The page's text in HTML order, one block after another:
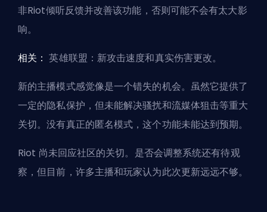
非Riot倾听反馈并改善该功能，否则可能不会有太大影
响。
相关：英雄联盟：新攻击速度和真实伤害更改。
新的主播模式感觉像是一个错失的机会。虽然它提供了
一定的隐私保护，但未能解决骚扰和流媒体狙击等重大
关切。没有真正的匿名模式，这个功能未能达到预期。
Riot 尚未回应社区的关切。是否会调整系统还有待观
察，但目前，许多主播和玩家认为此次更新远远不够。